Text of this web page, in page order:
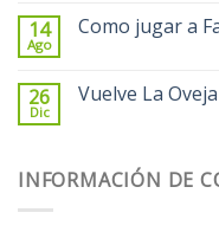
14
Ago
Como jugar a
26
Dic
Vuelve La
INFORMACIÓN DE